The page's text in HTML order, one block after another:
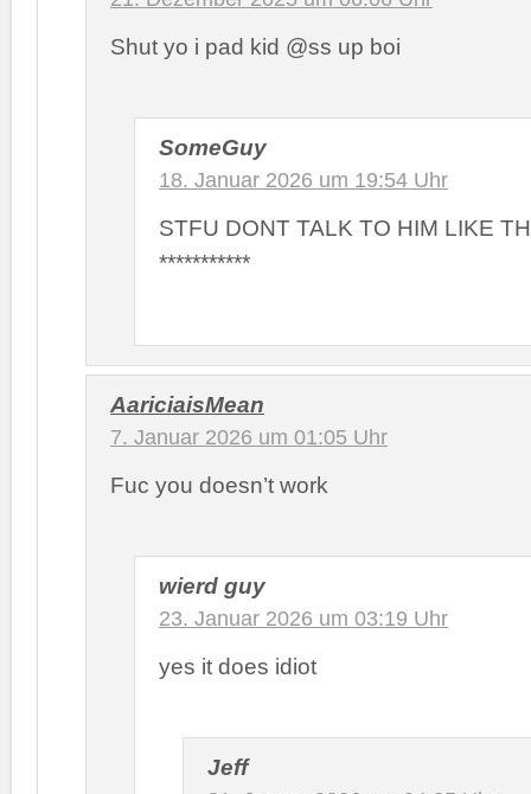
Shut yo i pad kid @ss up boi
SomeGuy
18. Januar 2026 um 19:54 Uhr
STFU DONT TALK TO HIM LIKE
***********
AariciaisMean
7. Januar 2026 um 01:05 Uhr
Fuc you doesn’t work
wierd guy
23. Januar 2026 um 03:19 Uhr
yes it does idiot
Jeff